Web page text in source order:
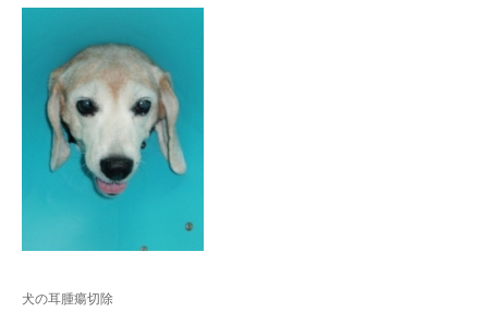
犬の耳腫瘍切除
recruit
contact us